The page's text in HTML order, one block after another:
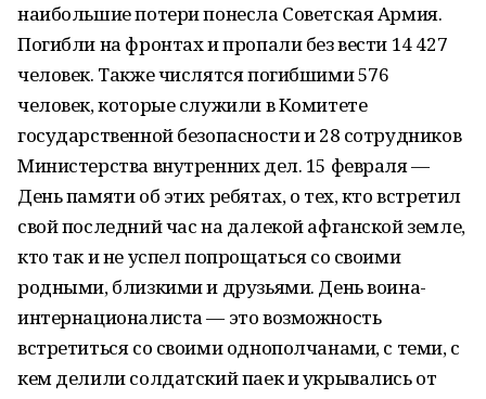
наибольшие потери понесла Советская Армия.
Погибли на фронтах и пропали без вести 14 427
человек. Также числятся погибшими 576
человек, которые служили в Комитете
государственной безопасности и 28 сотрудников
Министерства внутренних дел. 15 февраля —
День памяти об этих ребятах, о тех, кто встретил
свой последний час на далекой афганской земле,
кто так и не успел попрощаться со своими
родными, близкими и друзьями. День воина-
интернационалиста — это возможность
встретиться со своими однополчанами, с теми, с
кем делили солдатский паек и укрывались от